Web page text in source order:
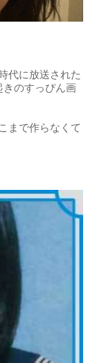
代に放送された
きのすっぴん画
まで作らなくて